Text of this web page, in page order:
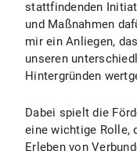
stattfindenden
und Maßnahmen
mir ein Anliegen,
unseren
Hintergründen
Dabei spielt die
eine wichtige Rolle,
Erleben von